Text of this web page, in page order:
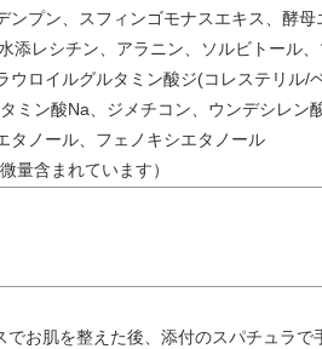
ンプン、スフィンゴモナスエキス、酵
添レシチン、アラニン、ソルビトール、
ウロイルグルタミン酸ジ(コレステリル/
ミン酸Na、ジメチコン、ウンデシレン
タノール、フェノキシエタノール
量含まれています）
お肌を整えた後、添付のスパチュラで